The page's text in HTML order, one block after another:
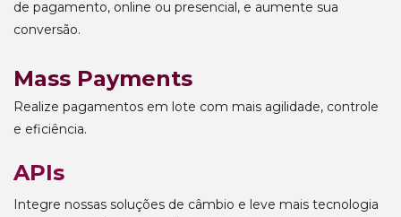
de pagamento, online ou presencial, e aumente sua
conversão.
Mass Payments
Realize pagamentos em lote com mais agilidade, controle
e eficiência.
APIs
Integre nossas soluções de câmbio e leve mais tecnologia